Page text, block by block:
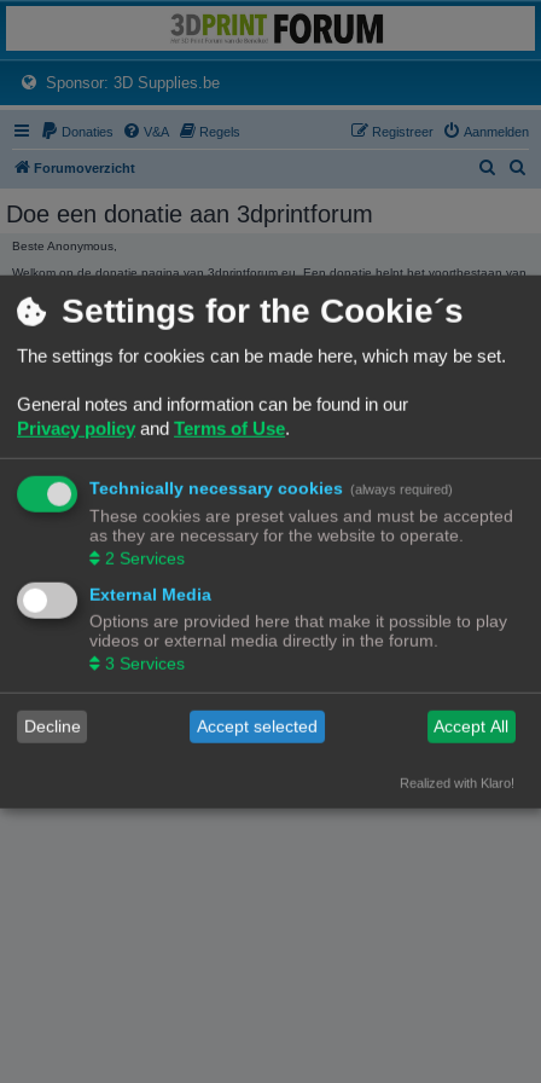
Het 3D print forum van de Benelux na de sluiting van 3dprintforum.nl
Sponsor: 3D Supplies.be(Opens a new tab)
Donaties V&A Regels Aanmelden
Registreer
Forumoverzicht
Doe een donatie aan 3dprintforum
Beste Anonymous,
Welkom op de donatie pagina van 3dprintforum.eu. Een donatie helpt het voortbestaan van
Dank, Het beheer.
3dprintforum.eu
DONATIE STATISTIEKEN
We hebben136,01 € ontvangen in donaties.
Forumoverzicht Contact
© Copyright ! - 3dprintforum.eu
Alle Rechten Voorbehouden
Privacy|Gebruikersvoorwaarden
Settings for the Cookie´s
The settings for cookies can be made here, which may be set.
General notes and information can be found in our
Privacy policy and Terms of Use.
Technically necessary cookies (always required)
These cookies are preset values and must be accepted
as they are necessary for the website to operate.
2 Services
External Media
Options are provided here that make it possible to play
videos or external media directly in the forum.
3 Services
Decline Accept selected Accept All
Realized with Klaro!